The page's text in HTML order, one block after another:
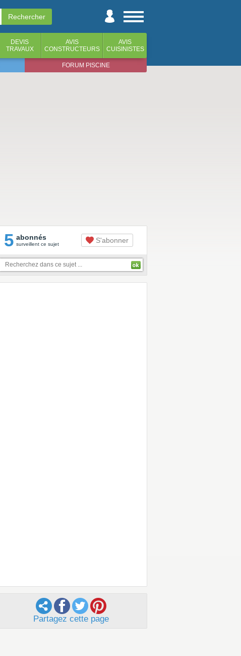
DEVIS
TRAVAUX
AVIS
CONSTRUCTEURS
AVIS
CUISINISTES
FORUM PISCINE
5 abonnés
surveillent ce sujet S'abonner
Partagez cette page